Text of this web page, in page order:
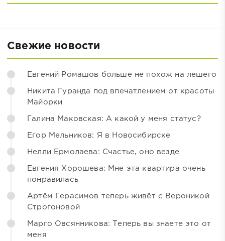
Свежие новости
Евгений Ромашов больше не похож на лешего
Никита Гуранда под впечатлением от красоты
Майорки
Галина Маковская: А какой у меня статус?
Егор Мельников: Я в Новосибирске
Нелли Ермолаева: Счастье, оно везде
Евгения Хорошева: Мне эта квартира очень
понравилась
Артём Герасимов теперь живёт с Вероникой
Строгоновой
Марго Овсянникова: Теперь вы знаете это от
меня